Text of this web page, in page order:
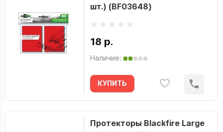
шт.) (BF03648)
18 р.
Наличие:
КУПИТЬ
Протекторы Blackfire Large